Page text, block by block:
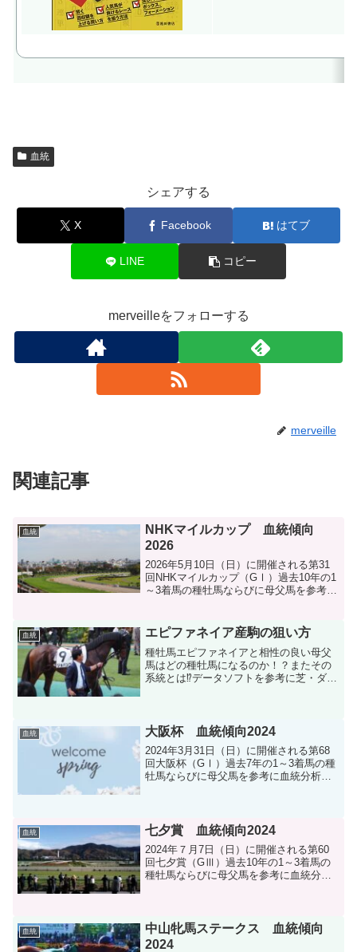
血統
シェアする
X Facebook はてブ
LINE コピー
merveilleをフォローする
merveille
関連記事
血統
NHKマイルカップ 血統傾向
2026
2026年5月10日（日）に開催される第31
回NHKマイルカップ（GⅠ）過去10年の1
～3着馬の種牡馬ならびに母父馬を参考に
血統 エピファネイア産駒の狙い方
種牡馬エピファネイアと相性の良い母父
馬はどの種牡馬になるのか！？またその
系統とは⁉データソフトを参考に芝・ダー
血統 大阪杯 血統傾向2024
2024年3月31日（日）に開催される第68
回大阪杯（GⅠ）過去7年の1～3着馬の種
牡馬ならびに母父馬を参考に血統分析し
血統 七夕賞 血統傾向2024
2024年７月7日（日）に開催される第60
回七夕賞（GⅢ）過去10年の1～3着馬の
種牡馬ならびに母父馬を参考に血統分析
血統
中山牝馬ステークス 血統傾向
2024